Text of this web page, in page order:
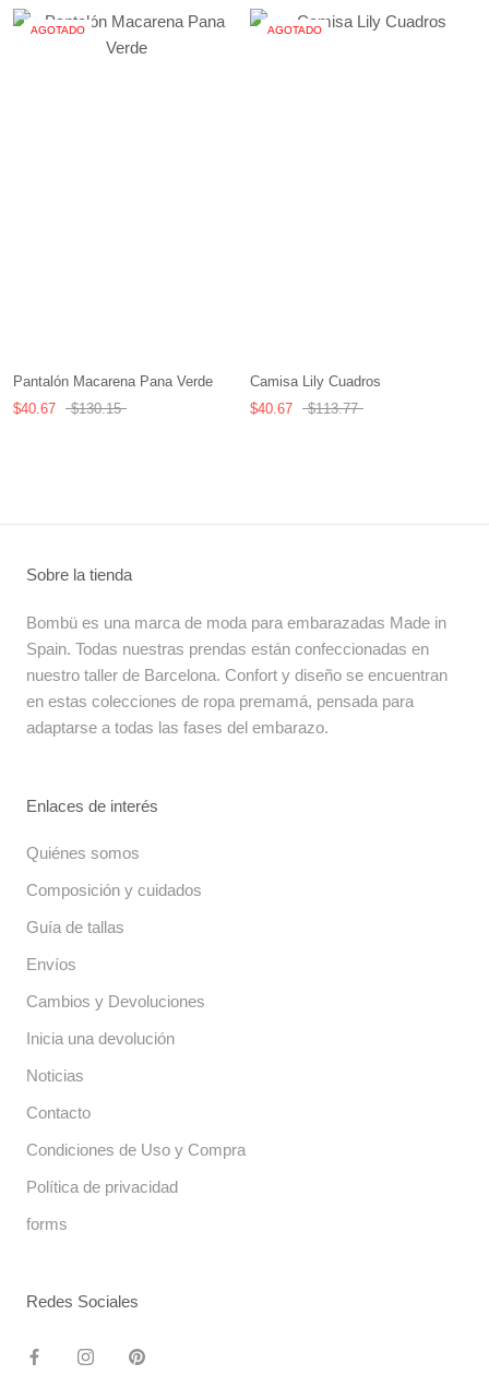
AGOTADO
Pantalón Macarena Pana Verde
$40.67
$130.15
AGOTADO
Camisa Lily Cuadros
$40.67
$113.77
Sobre la tienda
Bombü es una marca de moda para embarazadas Made in
Spain. Todas nuestras prendas están confeccionadas en
nuestro taller de Barcelona. Confort y diseño se encuentran
en estas colecciones de ropa premamá, pensada para
adaptarse a todas las fases del embarazo.
Enlaces de interés
Quiénes somos
Composición y cuidados
Guía de tallas
Envíos
Cambios y Devoluciones
Inicia una devolución
Noticias
Contacto
Condiciones de Uso y Compra
Política de privacidad
forms
Redes Sociales